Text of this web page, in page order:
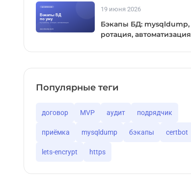
19 июня 2026
Бэкапы БД: mysqldump,
ротация, автоматизация
Популярные теги
договор MVP аудит подрядчик
приёмка mysqldump бэкапы certbot
lets-encrypt https